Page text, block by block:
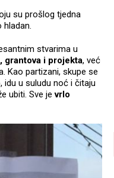
su prošlog tjedna
hladan.
stvarima u
grantova i projekta, već
Kao partizani, skupe se
, idu u suludu noć i čitaju
ubiti. Sve jevrlo